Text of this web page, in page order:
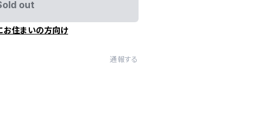
out
お住まいの方向け
通報する